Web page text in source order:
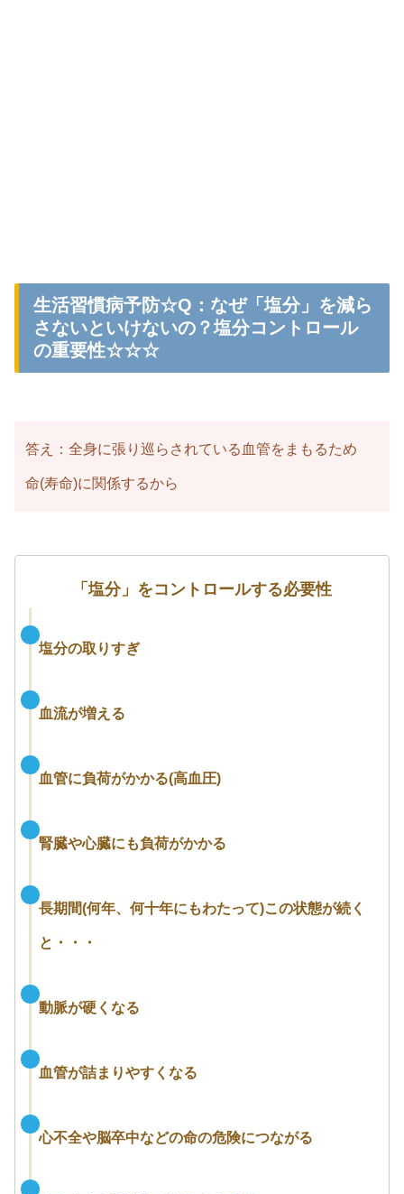
生活習慣病予防☆Q：なぜ「塩分」を減ら
さないといけないの？塩分コントロール
の重要性☆☆☆
答え：全身に張り巡らされている血管をまもるため
命(寿命)に関係するから
「塩分」をコントロールする必要性
塩分の取りすぎ
血流が増える
血管に負荷がかかる(高血圧)
腎臓や心臓にも負荷がかかる
長期間(何年、何十年にもわたって)この状態が続く
と・・・
動脈が硬くなる
血管が詰まりやすくなる
心不全や脳卒中などの命の危険につながる